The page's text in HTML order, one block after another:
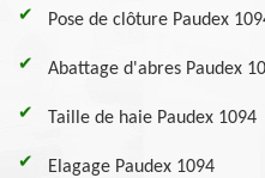
Pose de clôture Paudex
Abattage d'abres Paudex
Taille de haie Paudex 1094
Elagage Paudex 1094